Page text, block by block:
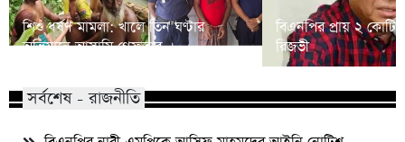
শিশু ধর্ষণ মামলা: খালে তিন ঘণ্টার
অভিযানে আসামি গ্রেফতার
বিএনপির প্রায় ২ কোটি
রিজভী
সর্বশেষ - রাজনীতি